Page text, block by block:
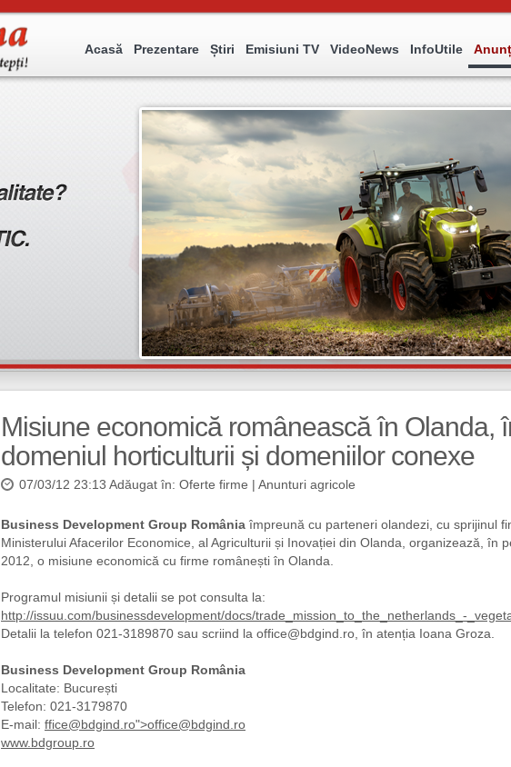
Acasă Prezentare Știri Emisiuni TV VideoNews InfoUtile
Misiune economică românească în Olanda,
domeniul horticulturii și domeniilor conexe
07/03/12 23:13 Adăugat în: Oferte firme | Anunturi agricole
Business Development Group România împreună cu parteneri olandezi, cu sprijinul
Ministerului Afacerilor Economice, al Agriculturii și Inovației din Olanda, organizează, în
2012, o misiune economică cu firme românești în Olanda.
Programul misiunii și detalii se pot consulta la:
http://issuu.com/businessdevelopment/docs/trade_mission_to_the_netherlands_-
Detalii la telefon 021-3189870 sau scriind la office@bdgind.ro, în atenția Ioana Groza.
Business Development Group România
Localitate: București
Telefon: 021-3179870
E-mail: ffice@bdgind.ro">office@bdgind.ro
www.bdgroup.ro